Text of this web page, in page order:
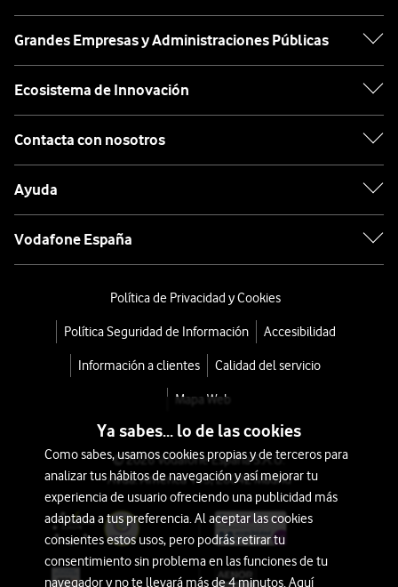
Grandes Empresas y Administraciones Públicas
Ecosistema de Innovación
Contacta con nosotros
Ayuda
Vodafone España
Política de Privacidad y Cookies
Política Seguridad de Información Accesibilidad
Información a clientes Calidad del servicio
Mapa Web
© 2026 Vodafone España S.A.U.
Avda. América 115, 28042 Madrid
Ya sabes... lo de las cookies
Como sabes, usamos cookies propias y de terceros para
analizar tus hábitos de navegación y así mejorar tu
experiencia de usuario ofreciendo una publicidad más
adaptada a tus preferencia. Al aceptar las cookies
consientes estos usos, pero podrás retirar tu
consentimiento sin problema en las funciones de tu
navegador y no te llevará más de 4 minutos. Aquí